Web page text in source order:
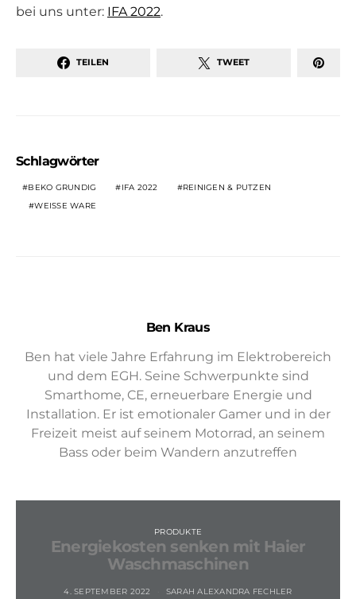
bei uns unter: IFA 2022.
TEILEN TWEET
Schlagwörter
BEKO GRUNDIG IFA 2022
REINIGEN & PUTZEN
WEISSE WARE
Ben Kraus
Ben hat viele Jahre Erfahrung im Elektrobereich
und dem EGH. Seine Schwerpunkte sind
Smarthome, CE, erneuerbare Energie und
Installation. Er ist emotionaler Gamer und in der
Freizeit meist auf seinem Motorrad, an seinem
Bass oder beim Wandern anzutreffen
PRODUKTE
Energiekosten senken mit Haier
Waschmaschinen
4. SEPTEMBER 2022 SARAH ALEXANDRA FECHLER